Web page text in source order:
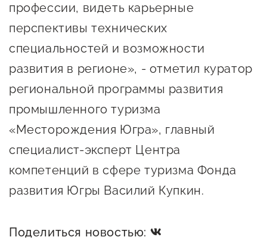
АвтоУСН
Иностранным гражданам
О фонде
Общая информация
Органы управления и надзора
Документы
Вакансии
профессии, видеть карьерные
перспективы технических
специальностей и возможности
развития в регионе», - отметил куратор
региональной программы развития
промышленного туризма
«Месторождения Югра», главный
специалист-эксперт Центра
компетенций в сфере туризма Фонда
развития Югры Василий Купкин.
Поделиться новостью: